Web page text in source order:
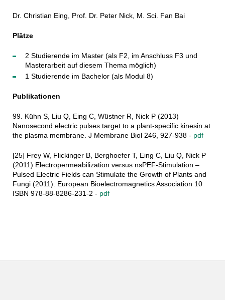
Dr. Christian Eing, Prof. Dr. Peter Nick, M. Sci. Fan Bai
Plätze
2 Studierende im Master (als F2, im Anschluss F3 und
Masterarbeit auf diesem Thema möglich)
1 Studierende im Bachelor (als Modul 8)
Publikationen
99. Kühn S, Liu Q, Eing C, Wüstner R, Nick P (2013)
Nanosecond electric pulses target to a plant-specific kinesin at
the plasma membrane. J Membrane Biol 246, 927-938 - pdf
[25] Frey W, Flickinger B, Berghoefer T, Eing C, Liu Q, Nick P
(2011) Electropermeabilization versus nsPEF-Stimulation –
Pulsed Electric Fields can Stimulate the Growth of Plants and
Fungi (2011). European Bioelectromagnetics Association 10
ISBN 978-88-8286-231-2 - pdf